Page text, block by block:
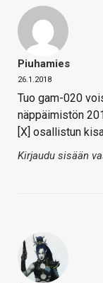
Piuhamies
26.1.2018
Tuo gam-020
näppäimistön
[X] osallistun
Kirjaudu sisään